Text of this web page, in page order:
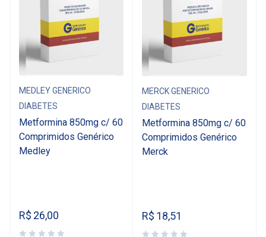
MEDLEY GENERICO
DIABETES
Metformina 850mg c/ 60
Comprimidos Genérico
Medley
R$ 26,00
MERCK GENERICO
DIABETES
Metformina 850mg c/ 60
Comprimidos Genérico
Merck
R$ 18,51